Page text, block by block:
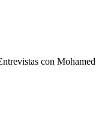
con Mohamed